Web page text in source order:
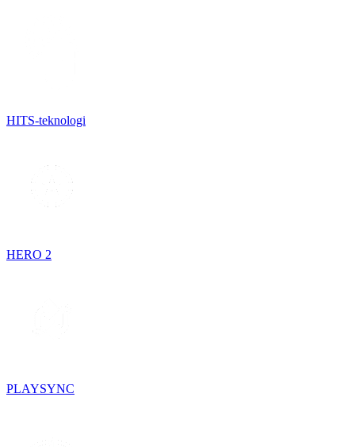
HITS-teknologi
HERO 2
PLAYSYNC